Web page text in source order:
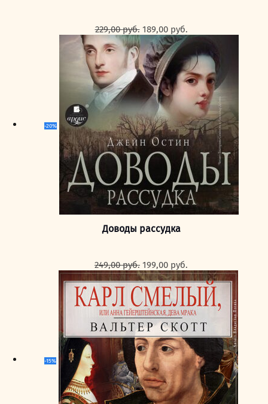
229,00руб. Первоначальная
цена
составляла
229,00 руб..
189,00 руб.
цена:
-20%
Доводы рассудка
249,00руб. Первоначальная
цена
составляла
249,00 руб..
199,00 руб.
цена:
199,00 руб..
-15%